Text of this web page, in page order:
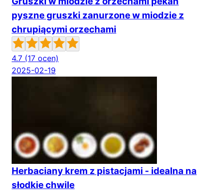
pyszne gruszki zanurzone w miodzie z
chrupiącymi orzechami
4.7 (17 ocen)
2025-02-19
Herbaciany krem z pistacjami - idealna na
słodkie chwile